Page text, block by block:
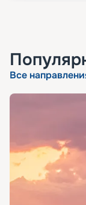
Все